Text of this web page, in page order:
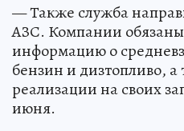
— Также служба
АЗС. Компании обязаны
информацию о
бензин и дизтопливо,
реализации на своих
июня.